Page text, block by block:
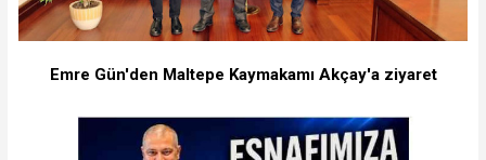
Emre Gün'den Maltepe Kaymakamı Akçay'a ziyaret